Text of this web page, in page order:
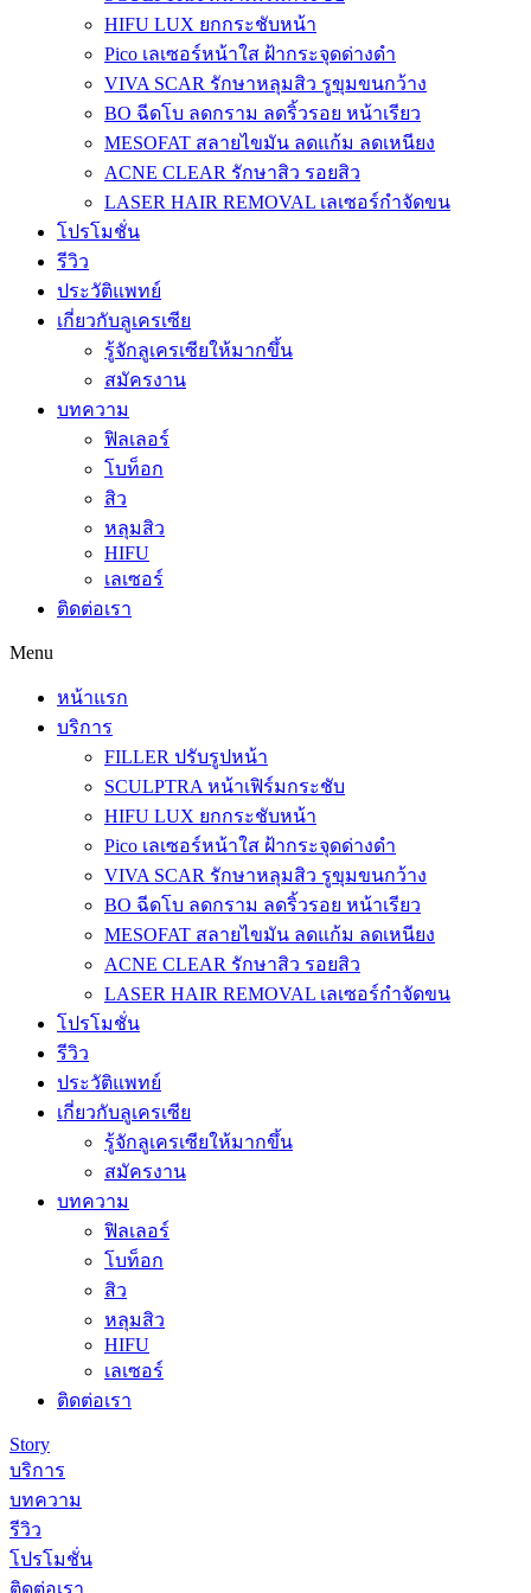
HIFU LUX ยกกระชับหน้า
Pico เลเซอร์หน้าใส ฝ้ากระจุดด่างดำ
VIVA SCAR รักษาหลุมสิว รูขุมขนกว้าง
BO ฉีดโบ ลดกราม ลดริ้วรอย หน้าเรียว
MESOFAT สลายไขมัน ลดแก้ม ลดเหนียง
ACNE CLEAR รักษาสิว รอยสิว
LASER HAIR REMOVAL เลเซอร์กำจัดขน
โปรโมชั่น
รีวิว
ประวัติแพทย์
เกี่ยวกับลูเครเซีย
รู้จักลูเครเซียให้มากขึ้น
สมัครงาน
บทความ
ฟิลเลอร์
โบท็อก
สิว
หลุมสิว
HIFU
เลเซอร์
ติดต่อเรา
Menu
หน้าแรก
บริการ
FILLER ปรับรูปหน้า
SCULPTRA หน้าเฟิร์มกระชับ
HIFU LUX ยกกระชับหน้า
Pico เลเซอร์หน้าใส ฝ้ากระจุดด่างดำ
VIVA SCAR รักษาหลุมสิว รูขุมขนกว้าง
BO ฉีดโบ ลดกราม ลดริ้วรอย หน้าเรียว
MESOFAT สลายไขมัน ลดแก้ม ลดเหนียง
ACNE CLEAR รักษาสิว รอยสิว
LASER HAIR REMOVAL เลเซอร์กำจัดขน
โปรโมชั่น
รีวิว
ประวัติแพทย์
เกี่ยวกับลูเครเซีย
รู้จักลูเครเซียให้มากขึ้น
สมัครงาน
บทความ
ฟิลเลอร์
โบท็อก
สิว
หลุมสิว
HIFU
เลเซอร์
ติดต่อเรา
Story
บริการ
บทความ
รีวิว
โปรโมชั่น
ติดต่อเรา